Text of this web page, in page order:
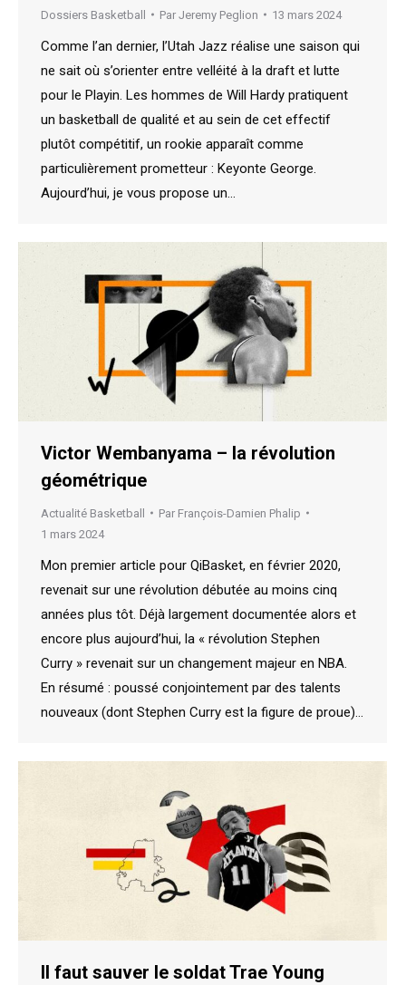
Dossiers Basketball Par Jeremy Peglion 13 mars 2024
Comme l’an dernier, l’Utah Jazz réalise une saison qui
ne sait où s’orienter entre velléité à la draft et lutte
pour le Playin. Les hommes de Will Hardy pratiquent
un basketball de qualité et au sein de cet effectif
plutôt compétitif, un rookie apparaît comme
particulièrement prometteur : Keyonte George.
Aujourd’hui, je vous propose un…
Victor Wembanyama – la révolution
géométrique
Actualité Basketball Par François-Damien Phalip
1 mars 2024
Mon premier article pour QiBasket, en février 2020,
revenait sur une révolution débutée au moins cinq
années plus tôt. Déjà largement documentée alors et
encore plus aujourd’hui, la « révolution Stephen
Curry » revenait sur un changement majeur en NBA.
En résumé : poussé conjointement par des talents
nouveaux (dont Stephen Curry est la figure de proue)…
Il faut sauver le soldat Trae Young